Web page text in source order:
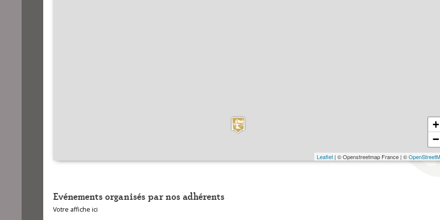
+
−
Leaflet| © Openstreetmap France | ©
Evénements organisés par nos adhérents
Votre affiche ici